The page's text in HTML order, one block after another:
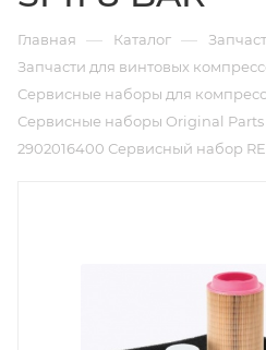
Главная — Каталог —
Запчасти для винтовых
Сервисные наборы для
Сервисные наборы Original Parts
2902016400 Сервисный набор